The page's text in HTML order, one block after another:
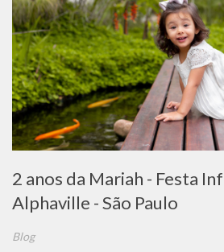
2 anos da Mariah - Festa
Alphaville - São Paulo
Blog